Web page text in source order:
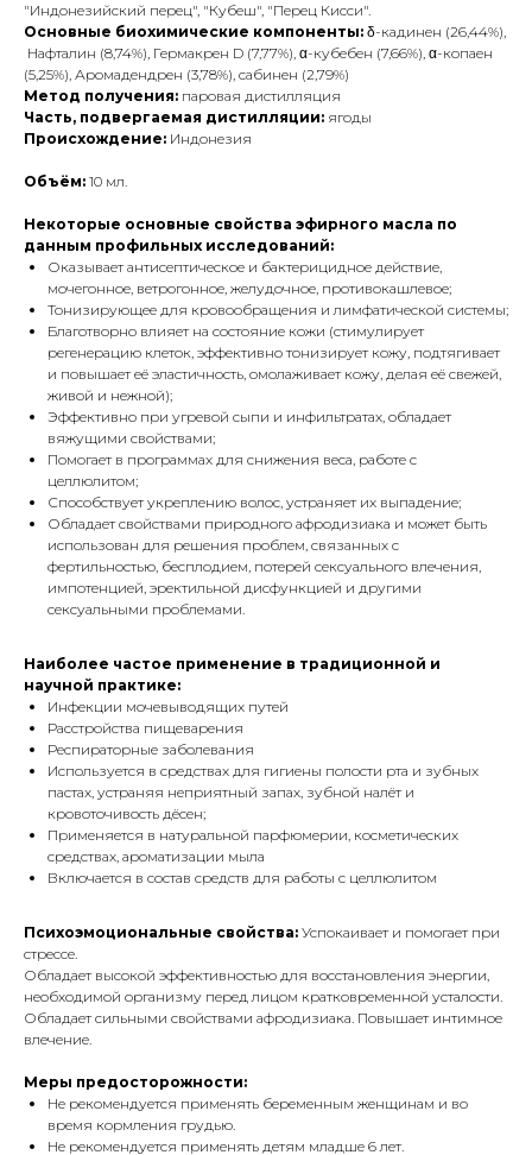
"Индонезийский перец", "Кубеш", "Перец Кисси".
Основные биохимические компоненты: δ-кадинен (26,44%),
Нафталин (8,74%), Гермакрен D (7,77%), α-кубебен (7,66%), α-копаен
(5,25%), Аромадендрен (3,78%), сабинен (2,79%)
Метод получения: паровая дистилляция
Часть, подвергаемая дистилляции: ягоды
Происхождение: Индонезия
Объём: 10 мл.
Некоторые основные свойства эфирного масла по
данным профильных исследований:
Оказывает антисептическое и бактерицидное действие,
мочегонное, ветрогонное, желудочное, противокашлевое;
Тонизирующее для кровообращения и лимфатической системы;
Благотворно влияет на состояние кожи (стимулирует
регенерацию клеток, эффективно тонизирует кожу, подтягивает
и повышает её эластичность, омолаживает кожу, делая её свежей,
живой и нежной);
Эффективно при угревой сыпи и инфильтратах, обладает
вяжущими свойствами;
Помогает в программах для снижения веса, работе с
целлюлитом;
Способствует укреплению волос, устраняет их выпадение;
Обладает свойствами природного афродизиака и может быть
использован для решения проблем, связанных с
фертильностью, бесплодием, потерей сексуального влечения,
импотенцией, эректильной дисфункцией и другими
сексуальными проблемами.
Наиболее частое применение в традиционной и
научной практике:
Инфекции мочевыводящих путей
Расстройства пищеварения
Респираторные заболевания
Используется в средствах для гигиены полости рта и зубных
пастах, устраняя неприятный запах, зубной налёт и
кровоточивость дёсен;
Применяется в натуральной парфюмерии, косметических
средствах, ароматизации мыла
Включается в состав средств для работы с целлюлитом
Психоэмоциональные свойства: Успокаивает и помогает при
стрессе.
Обладает высокой эффективностью для восстановления энергии,
необходимой организму перед лицом кратковременной усталости.
Обладает сильными свойствами афродизиака. Повышает интимное
влечение.
Меры предосторожности:
Не рекомендуется применять беременным женщинам и во
время кормления грудью.
Не рекомендуется применять детям младше 6 лет.